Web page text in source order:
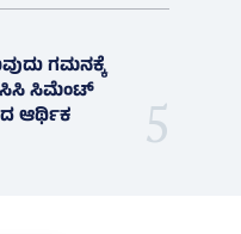
ಗಮನಕ್ಕೆ
ಸಿಮೆಂಟ್
ಆರ್ಥಿಕ